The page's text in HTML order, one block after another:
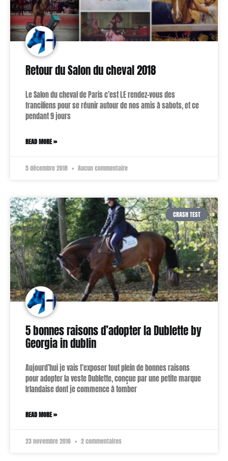
Retour du Salon du cheval 2018
Le Salon du cheval de Paris c’est LE rendez-vous des
franciliens pour se réunir autour de nos amis à sabots, et ce
pendant 9 jours
READ MORE »
5 décembre 2018 Aucun commentaire
CRASH TEST
5 bonnes raisons d’adopter la Dublette by
Georgia in dublin
Aujourd’hui je vais t’exposer tout plein de bonnes raisons
pour adopter la veste Dublette, conçue par une petite marque
Irlandaise dont je commence à tomber
READ MORE »
23 novembre 2016 2 commentaires